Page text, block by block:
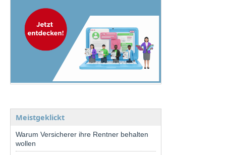
Meistgeklickt
Warum Versicherer ihre Rentner behalten
wollen